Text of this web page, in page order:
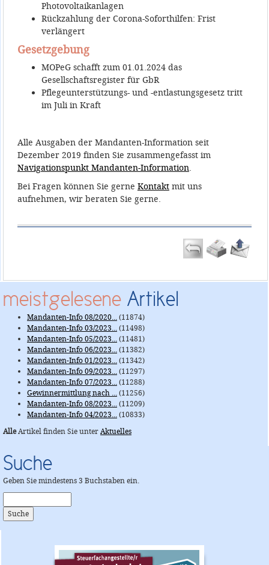
Photovoltaikanlagen
Rückzahlung der Corona-Soforthilfen: Frist
verlängert
Gesetzgebung
MOPeG schafft zum 01.01.2024 das
Gesellschaftsregister für GbR
Pflegeunterstützungs- und -entlastungsgesetz tritt
im Juli in Kraft
Alle Ausgaben der Mandanten-Information seit
Dezember 2019 finden Sie zusammengefasst im
Navigationspunkt Mandanten-Information.
Bei Fragen können Sie gerne Kontaktmit uns
aufnehmen, wir beraten Sie gerne.
meistgelesene Artikel
Mandanten-Info 08/2020...(11874)
Mandanten-Info 03/2023...(11498)
Mandanten-Info 05/2023...(11481)
Mandanten-Info 06/2023...(11382)
Mandanten-Info 01/2023...(11342)
Mandanten-Info 09/2023...(11297)
Mandanten-Info 07/2023...(11288)
Gewinnermittlung nach ...(11256)
Mandanten-Info 08/2023...(11209)
Mandanten-Info 04/2023...(10833)
AlleArtikel finden Sie unterAktuelles
Suche
Geben Sie mindestens 3 Buchstaben ein.